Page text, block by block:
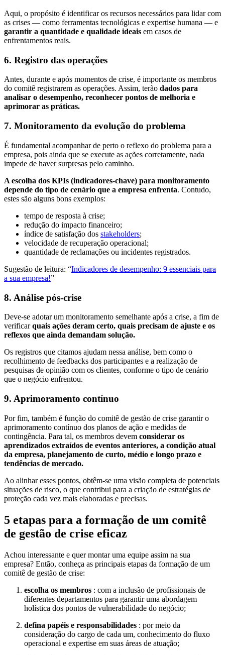
Aqui, o propósito é identificar os recursos necessários para lidar com
as crises — como ferramentas tecnológicas e expertise humana — e
garantir a quantidade e qualidade ideais em casos de
enfrentamentos reais.
6. Registro das operações
Antes, durante e após momentos de crise, é importante os membros
do comitê registrarem as operações. Assim, terão dados para
analisar o desempenho, reconhecer pontos de melhoria e
aprimorar as práticas.
7. Monitoramento da evolução do problema
É fundamental acompanhar de perto o reflexo do problema para a
empresa, pois ainda que se execute as ações corretamente, nada
impede de haver surpresas pelo caminho.
A escolha dos KPIs (indicadores-chave) para monitoramento
depende do tipo de cenário que a empresa enfrenta. Contudo,
estes são alguns bons exemplos:
tempo de resposta à crise;
redução do impacto financeiro;
índice de satisfação dos stakeholders;
velocidade de recuperação operacional;
quantidade de reclamações ou incidentes registrados.
Sugestão de leitura: “Indicadores de desempenho: 9 essenciais para
a sua empresa!”
8. Análise pós-crise
Deve-se adotar um monitoramento semelhante após a crise, a fim de
verificarquais ações deram certo, quais precisam de ajuste e os
reflexos que ainda demandam solução.
Os registros que citamos ajudam nessa análise, bem como o
recolhimento de feedbacks dos participantes e a realização de
pesquisas de opinião com os clientes, conforme o tipo de cenário
que o negócio enfrentou.
9. Aprimoramento contínuo
Por fim, também é função do comitê de gestão de crise garantir o
aprimoramento contínuo dos planos de ação e medidas de
contingência. Para tal, os membros devem considerar os
aprendizados extraídos de eventos anteriores, a condição atual
da empresa, planejamento de curto, médio e longo prazo e
tendências de mercado.
Ao alinhar esses pontos, obtêm-se uma visão completa de potenciais
situações de risco, o que contribui para a criação de estratégias de
proteção cada vez mais elaboradas e precisas.
5 etapas para a formação de um comitê
de gestão de crise eficaz
Achou interessante e quer montar uma equipe assim na sua
empresa? Então, conheça as principais etapas da formação de um
comitê de gestão de crise:
escolha os membros : com a inclusão de profissionais de
diferentes departamentos para garantir uma abordagem
holística dos pontos de vulnerabilidade do negócio;
defina papéis e responsabilidades : por meio da
consideração do cargo de cada um, conhecimento do fluxo
operacional e expertise em suas áreas de atuação;